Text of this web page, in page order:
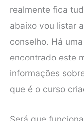
realmente fica
abaixo vou listar
conselho. Há
encontrado este
informações
que é o curso
Será que